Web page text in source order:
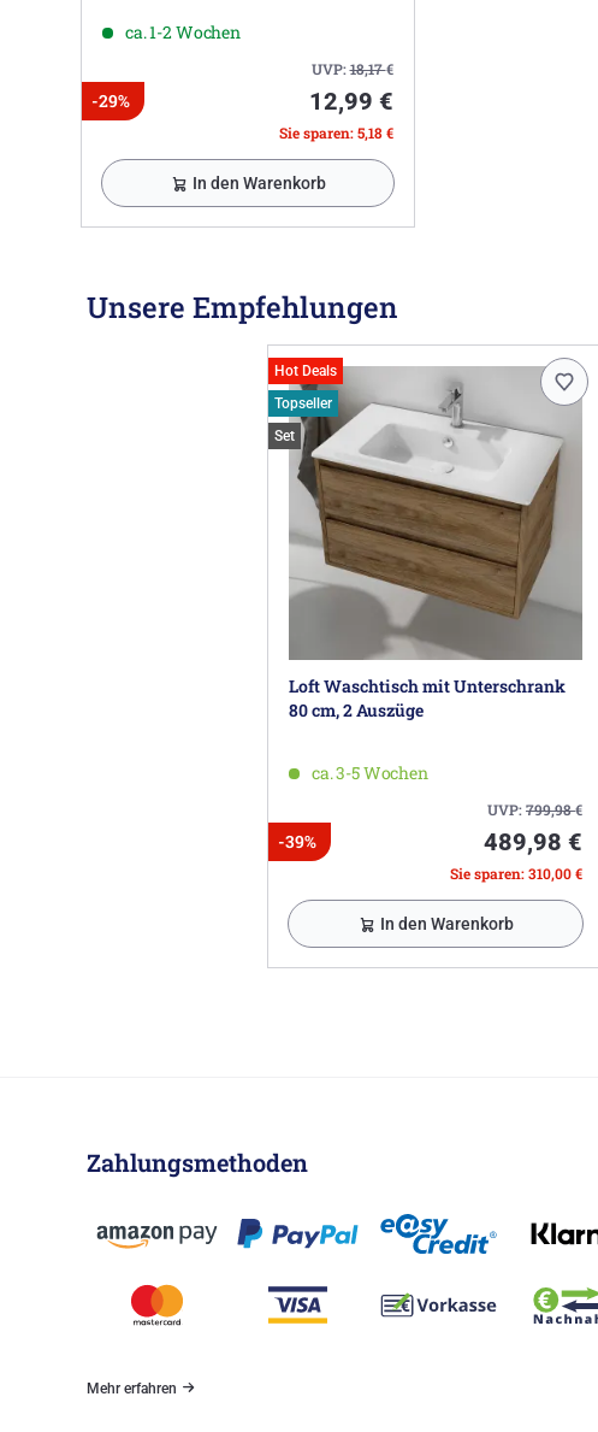
ca. 1-2 Wochen
UVP:18,17€
-29% 12,99 €
Sie sparen: 5,18 €
In den Warenkorb
Unsere Empfehlungen
Hot Deals
Topseller
Set
Loft Waschtisch mit Unterschrank
80 cm, 2 Auszüge
ca. 3-5 Wochen
UVP:799,98€
-39% 489,98 €
Sie sparen: 310,00 €
In den Warenkorb
Zahlungsmethoden
Mehr erfahren